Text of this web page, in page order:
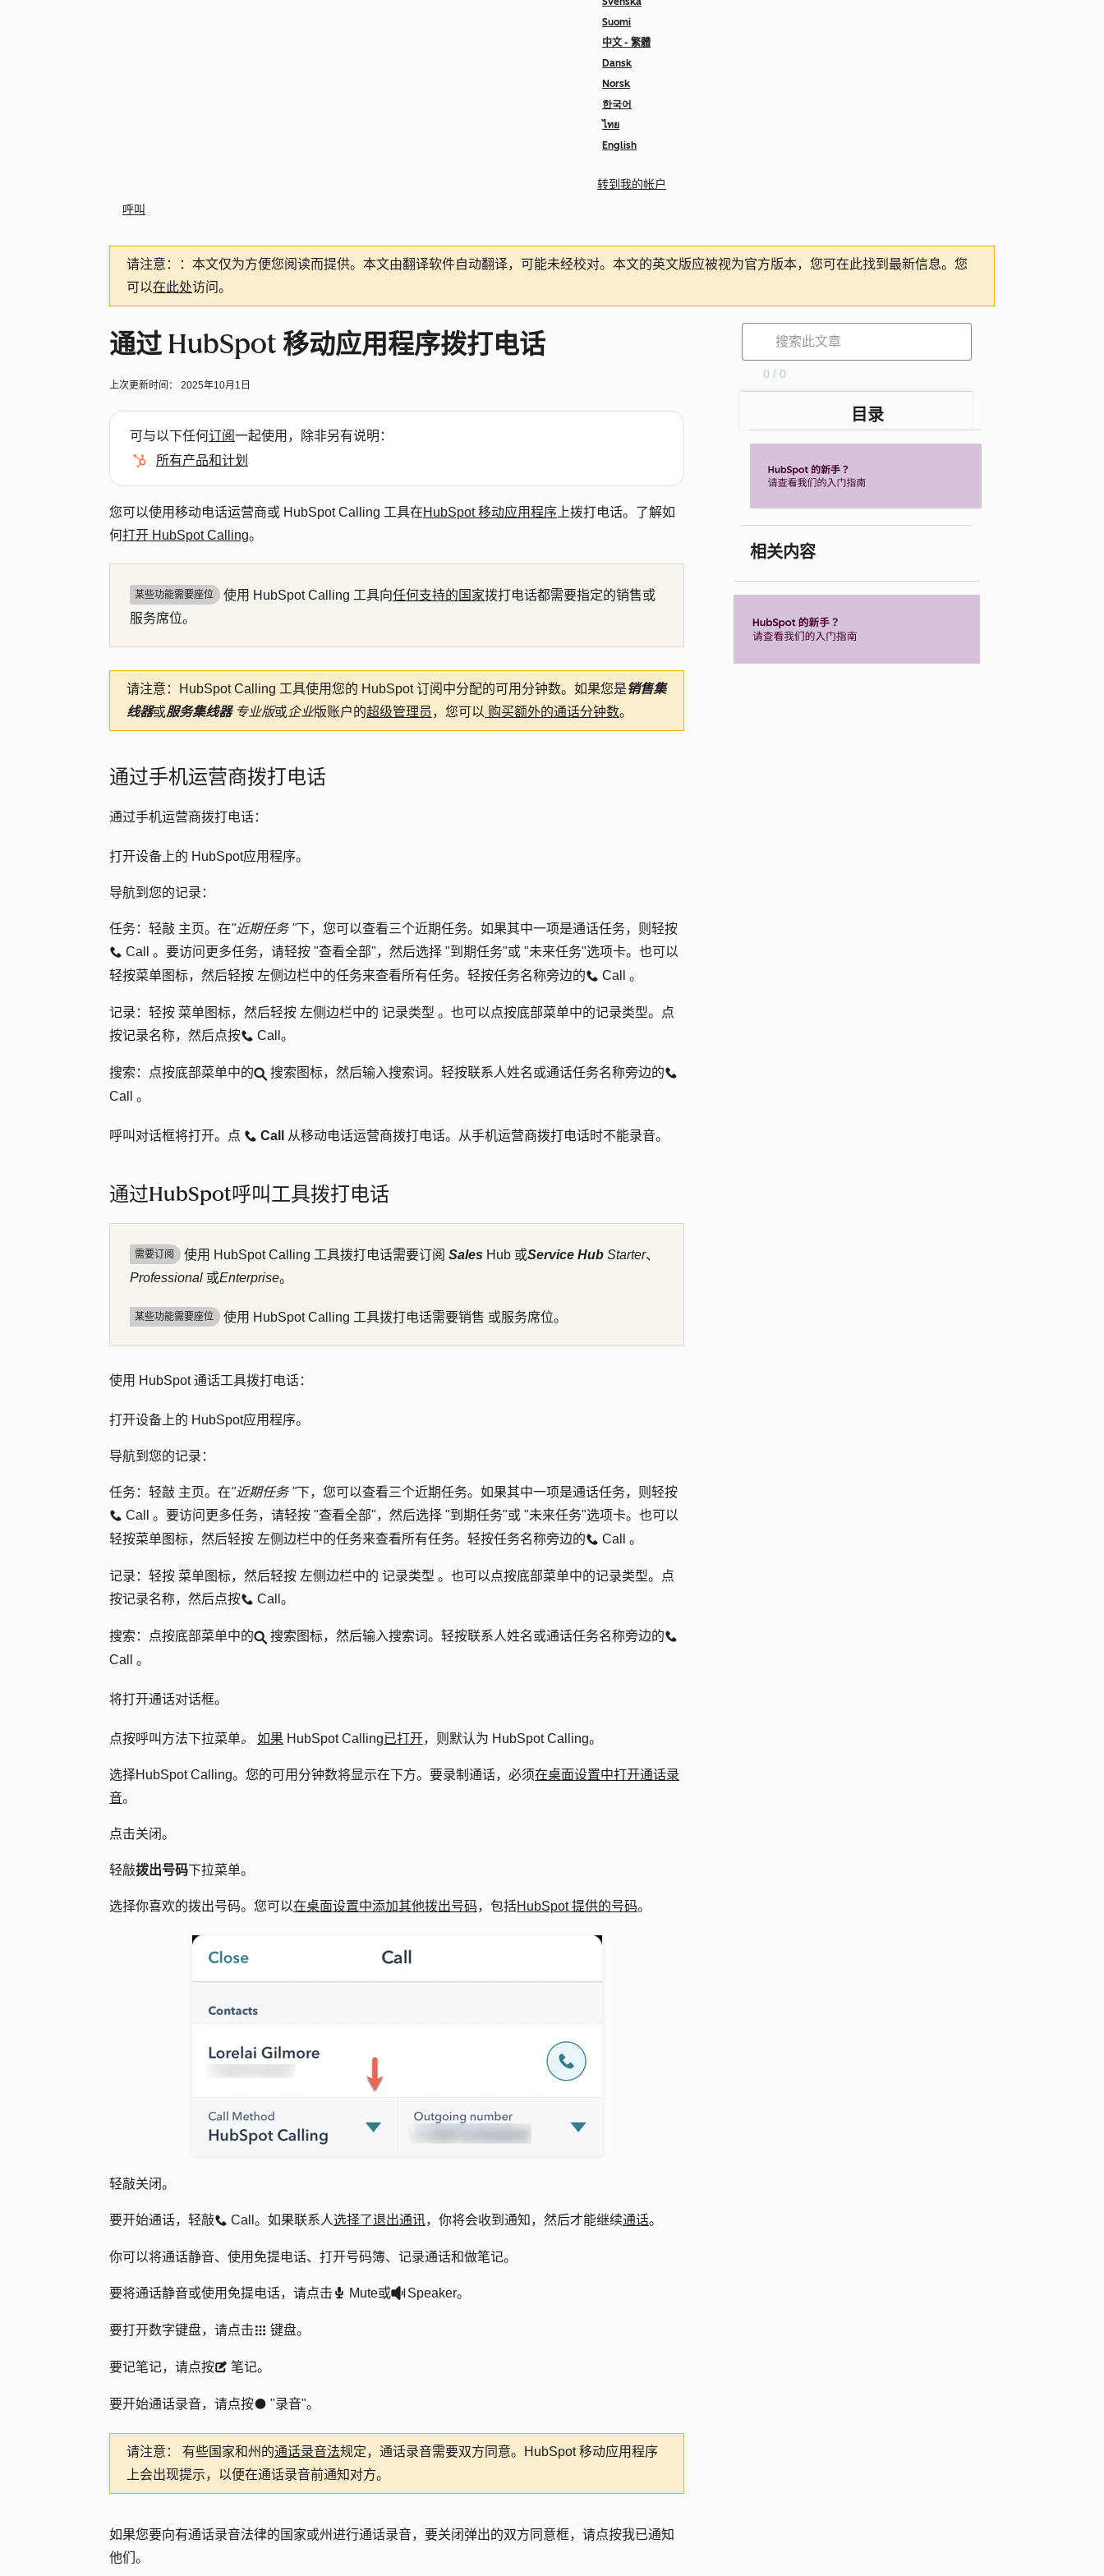
Suomi
中文 - 繁體
Dansk
Norsk
한국어
ไทย
English
转到我的帐户
呼叫
请注意： ：本文仅为方便您阅读而提供。 本文由翻译软件自动翻译，可能未经校对。本文的英文版应被视为官方版本，您可在此找到最新信息。您
可以在此处访问。
通过 HubSpot 移动应用程序拨打电话
上次更新时间： 2025年10月1日
可与以下任何订阅一起使用，除非另有说明：
所有产品和计划
您可以使用移动电话运营商或 HubSpot Calling 工具在HubSpot 移动应用程序 上拨打电话。了解如
何打开 HubSpot Calling。
某些功能需要座位 使用 HubSpot Calling 工具向任何支持的国家拨打电话都需要指定的销售或
服务席位。
请注意： HubSpot Calling 工具使用您的 HubSpot 订阅中分配的可用分钟数。如果您是销售集
线器或服务集线器 专业版或企业版账户的超级管理员 ，您可以 购买额外的通话分钟数。
通过手机运营商拨打电话
通过手机运营商拨打电话：
打开设备上的 HubSpot应用程序。
导航到您的记录：
任务：轻敲 主页。在"近期任务 "下，您可以查看三个近期任务。如果其中一项是通话任务，则轻按
calling Call 。要访问更多任务，请轻按 "查看全部"，然后选择 "到期任务"或 "未来任务"选项卡。也可以
轻按菜单图标，然后轻按 左侧边栏中的任务来查看所有任务。轻按任务名称旁边的calling Call 。
记录 ： 轻按 菜单图标，然后轻按 左侧边栏中的 记录类型 。也可以点按底部菜单中的记录类型。点
按记录名称，然后点按calling Call 。
搜索 ：点按底部菜单中的search 搜索图标，然后输入搜索词。轻按联系人姓名或通话任务名称旁边的calling
Call 。
呼叫对话框将打开。 点 calling Call 从移动电话运营商拨打电话。从手机运营商拨打电话时不能录音。
通过HubSpot呼叫工具拨打电话
需要订阅 使用 HubSpot Calling 工具拨打电话需要订阅 Sales Hub 或Service Hub Starter、
Professional 或Enterprise。
某些功能需要座位 使用 HubSpot Calling 工具拨打电话需要销售 或服务席位。
使用 HubSpot 通话工具拨打电话：
打开设备上的 HubSpot应用程序。
导航到您的记录：
任务：轻敲 主页。在"近期任务 "下，您可以查看三个近期任务。如果其中一项是通话任务，则轻按
calling Call 。要访问更多任务，请轻按 "查看全部"，然后选择 "到期任务"或 "未来任务"选项卡。也可以
轻按菜单图标，然后轻按 左侧边栏中的任务来查看所有任务。轻按任务名称旁边的calling Call 。
记录 ： 轻按 菜单图标，然后轻按 左侧边栏中的 记录类型 。也可以点按底部菜单中的记录类型。点
按记录名称，然后点按calling Call 。
搜索 ：点按底部菜单中的search 搜索图标，然后输入搜索词。轻按联系人姓名或通话任务名称旁边的calling
Call 。
将打开通话对话框。
点按呼叫方法下拉菜单。 如果 HubSpot Calling已打开，则默认为 HubSpot Calling。
选择HubSpot Calling。您的可用分钟数将显示在下方。要录制通话，必须在桌面设置中打开通话录
音。
点击关闭。
轻敲拨出号码下拉菜单。
选择你喜欢的拨出号码。您可以在桌面设置中添加其他拨出号码，包括HubSpot 提供的号码。
轻敲关闭。
要开始通话，轻敲calling Call 。如果联系人选择了退出通讯，你将会收到通知，然后才能继续通话。
你可以将通话静音、使用免提电话、打开号码簿、记录通话和做笔记。
要将通话静音或使用免提电话，请点击 record Mute或volumeUp Speaker。
要打开数字键盘，请点击grid 键盘。
要记笔记，请点按description 笔记。
要开始通话录音，请点按circleFilled "录音"。
请注意： 有些国家和州的通话录音法规定，通话录音需要双方同意。HubSpot 移动应用程序
上会出现提示，以便在通话录音前通知对方。
如果您要向有通话录音法律的国家或州进行通话录音，要关闭弹出的双方同意框，请点按我已通知
他们 。
0 / 0
目录
相关内容